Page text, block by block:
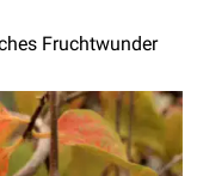
Fruchtwunder